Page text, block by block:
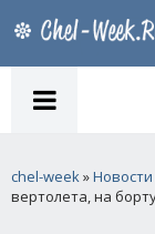
chel-week»Новости
вертолета, на